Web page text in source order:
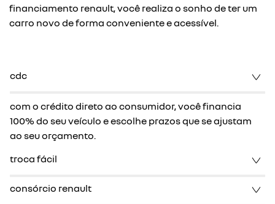
financiamento renault, você realiza o sonho de ter um
carro novo de forma conveniente e acessível.
cdc
com o crédito direto ao consumidor, você financia
100% do seu veículo e escolhe prazos que se ajustam
ao seu orçamento.
troca fácil
consórcio renault